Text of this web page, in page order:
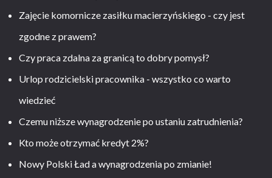
Zajęcie komornicze zasiłku macierzyńskiego - czy jest
zgodne z prawem?
Czy praca zdalna za granicą to dobry pomysł?
Urlop rodzicielski pracownika - wszystko co warto
wiedzieć
Czemu niższe wynagrodzenie po ustaniu zatrudnienia?
Kto może otrzymać kredyt 2%?
Nowy Polski Ład a wynagrodzenia po zmianie!